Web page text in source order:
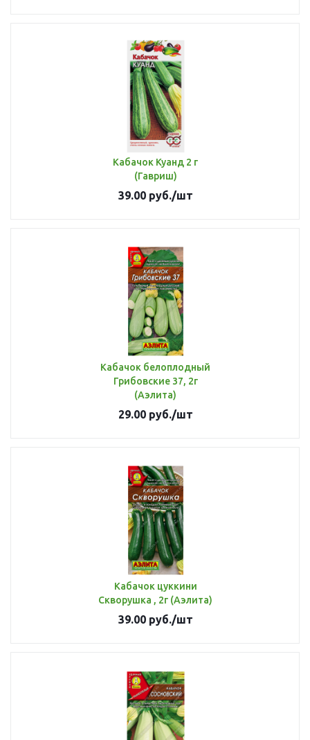
Кабачок Куанд 2 г
(Гавриш)
39.00руб./шт
Кабачок белоплодный
Грибовские 37, 2г
(Аэлита)
29.00руб./шт
Кабачок цуккини
Скворушка , 2г (Аэлита)
39.00руб./шт